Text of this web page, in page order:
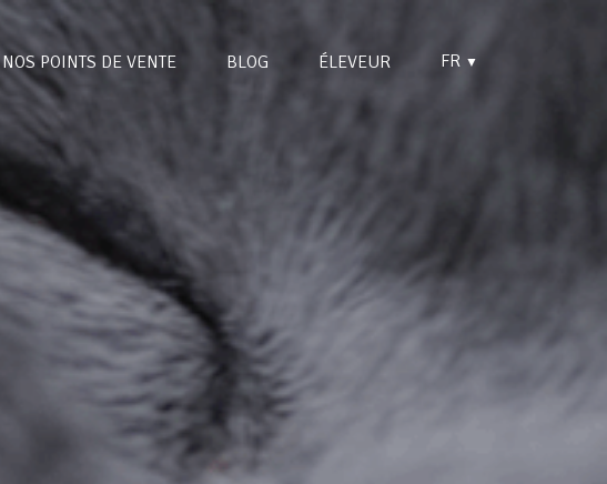
NOS POINTS DE VENTE BLOG ÉLEVEUR FR ▼